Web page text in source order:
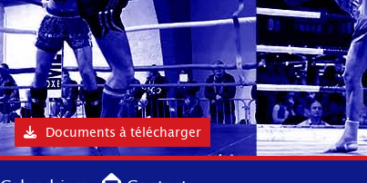
Documents à télécharger